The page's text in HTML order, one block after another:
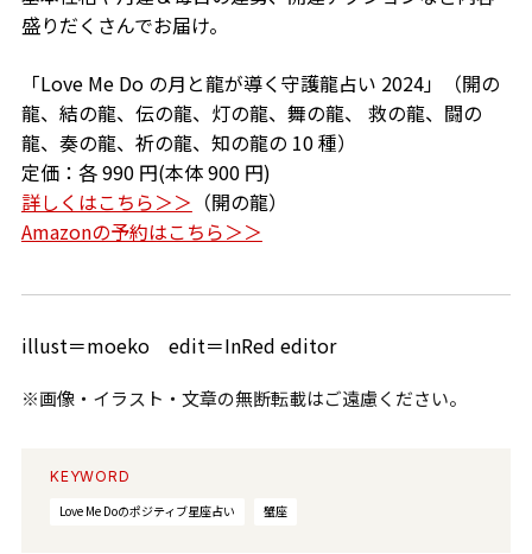
盛りだくさんでお届け。
「Love Me Do の月と龍が導く守護龍占い 2024」（開の
龍、結の龍、伝の龍、灯の龍、舞の龍、 救の龍、闘の
龍、奏の龍、祈の龍、知の龍の 10 種）
定価：各 990 円(本体 900 円)
詳しくはこちら＞＞ （開の龍）
Amazonの予約はこちら＞＞
illust＝moeko edit＝InRed editor
※画像・イラスト・文章の無断転載はご遠慮ください。
KEYWORD
Love Me Doのポジティブ星座占い
蟹座